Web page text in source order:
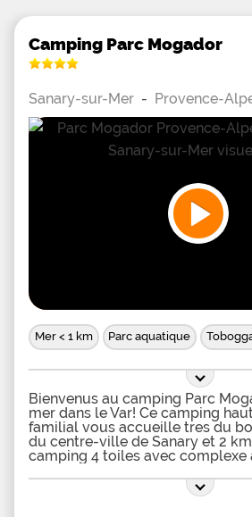
Camping Parc Mogador
Sanary-sur-Mer - Provence-
Mer < 1 km Parc aquatique
Bienvenus au camping Parc
mer dans le Var! Ce camping
familial vous accueille tres du
du centre-ville de Sanary et 2
camping 4 toiles avec complexe
Parc Mogador 4* vous profiterez
de la piscine de plein air. Le